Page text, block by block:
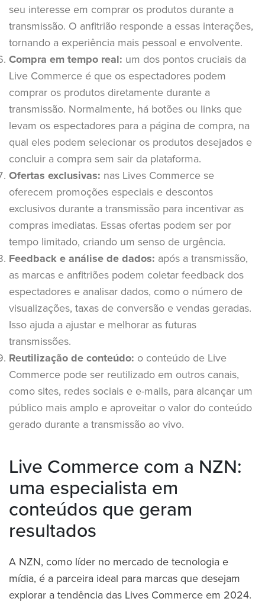
seu interesse em comprar os produtos durante a
transmissão. O anfitrião responde a essas interações,
tornando a experiência mais pessoal e envolvente.
Compra em tempo real: um dos pontos cruciais da
Live Commerce é que os espectadores podem
comprar os produtos diretamente durante a
transmissão. Normalmente, há botões ou links que
levam os espectadores para a página de compra, na
qual eles podem selecionar os produtos desejados e
concluir a compra sem sair da plataforma.
Ofertas exclusivas: nas Lives Commerce se
oferecem promoções especiais e descontos
exclusivos durante a transmissão para incentivar as
compras imediatas. Essas ofertas podem ser por
tempo limitado, criando um senso de urgência.
Feedback e análise de dados: após a transmissão,
as marcas e anfitriões podem coletar feedback dos
espectadores e analisar dados, como o número de
visualizações, taxas de conversão e vendas geradas.
Isso ajuda a ajustar e melhorar as futuras
transmissões.
Reutilização de conteúdo: o conteúdo de Live
Commerce pode ser reutilizado em outros canais,
como sites, redes sociais e e-mails, para alcançar um
público mais amplo e aproveitar o valor do conteúdo
gerado durante a transmissão ao vivo.
Live Commerce com a NZN:
uma especialista em
conteúdos que geram
resultados
A NZN, como líder no mercado de tecnologia e
mídia, é a parceira ideal para marcas que desejam
explorar a tendência das Lives Commerce em 2024.